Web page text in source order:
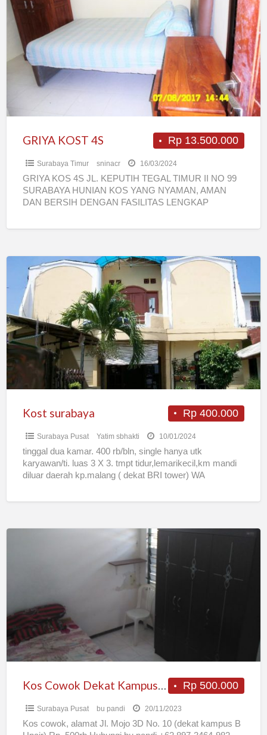
KOST
4S
Rp 13.500.000
GRIYA KOST 4S
Surabaya Timur sninacr 16/03/2024
GRIYA KOS 4S JL. KEPUTIH TEGAL TIMUR II NO 99
SURABAYA HUNIAN KOS YANG NYAMAN, AMAN
DAN BERSIH DENGAN FASILITAS LENGKAP
surabaya
Rp 400.000
Kost surabaya
Surabaya Pusat Yatim sbhakti 10/01/2024
tinggal dua kamar. 400 rb/bln, single hanya utk
karyawan/ti. luas 3 X 3. tmpt tidur,lemarikecil,km mandi
diluar daerah kp.malang ( dekat BRI tower) WA
Unair
Rp 500.000
Kos Cowok Dekat Kampus B Unair
Surabaya Pusat bu pandi 20/11/2023
Kos cowok, alamat Jl. Mojo 3D No. 10 (dekat kampus B